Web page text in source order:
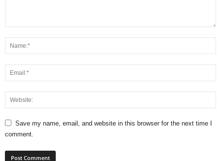
Save my name, email, and website in this browser for the next time I
comment.